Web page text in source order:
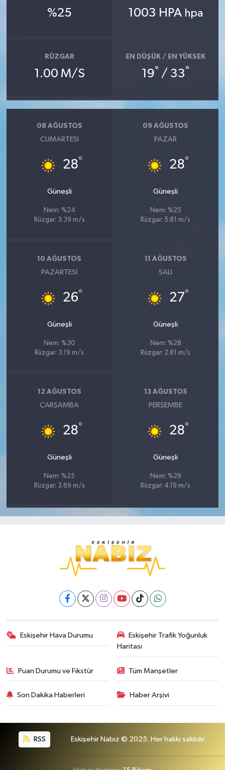
%25 1003 HPA hpa
RÜZGAR
1.00 M/S
EN DÜŞÜK / EN YÜKSEK
19° / 33°
08 AĞUSTOS
CUMARTESI
28°
Güneşli
Nem: %24
Rüzgar: 3.39 m/s
09 AĞUSTOS
PAZAR
28°
Güneşli
Nem: %25
Rüzgar: 5.81 m/s
10 AĞUSTOS
PAZARTESI
26°
Güneşli
Nem: %30
Rüzgar: 3.19 m/s
11 AĞUSTOS
SALI
27°
Güneşli
Nem: %28
Rüzgar: 2.81 m/s
12 AĞUSTOS
ÇARŞAMBA
28°
Güneşli
Nem: %25
Rüzgar: 3.69 m/s
13 AĞUSTOS
PERŞEMBE
28°
Güneşli
Nem: %29
Rüzgar: 4.19 m/s
Eskişehir Hava Durumu
Eskişehir Trafik Yoğunluk
Haritası
Puan Durumu ve Fikstür Tüm Manşetler
Son Dakika Haberleri Haber Arşivi
RSS Eskişehir Nabız © 2025. Her hakkı saklıdır.